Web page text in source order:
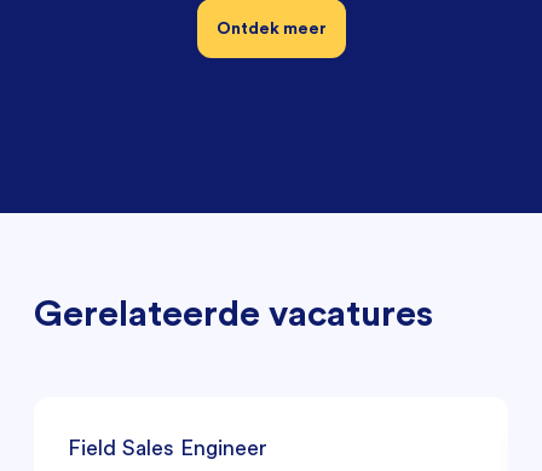
Ontdek meer
Gerelateerde vacatures
Field Sales Engineer